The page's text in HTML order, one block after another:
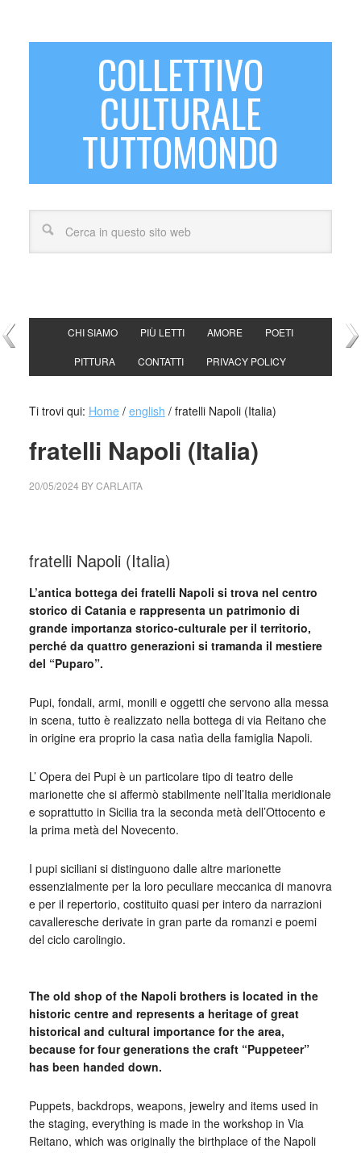
COLLETTIVO
CULTURALE
TUTTOMONDO
CHI SIAMO PIÙ LETTI AMORE POETI
PITTURA CONTATTI PRIVACY POLICY
Ti trovi qui: Home / english /fratelli Napoli (Italia)
fratelli Napoli (Italia)
20/05/2024 BYCARLAITA
fratelli Napoli (Italia)
L’antica bottega dei fratelli Napoli si trova nel centro
storico di Catania e rappresenta un patrimonio di
grande importanza storico-culturale per il territorio,
perché da quattro generazioni si tramanda il mestiere
del “Puparo”.
Pupi, fondali, armi, monili e oggetti che servono alla messa
in scena, tutto è realizzato nella bottega di via Reitano che
in origine era proprio la casa natìa della famiglia Napoli.
L’ Opera dei Pupi è un particolare tipo di teatro delle
marionette che si affermò stabilmente nell’Italia meridionale
e soprattutto in Sicilia tra la seconda metà dell’Ottocento e
la prima metà del Novecento.
I pupi siciliani si distinguono dalle altre marionette
essenzialmente per la loro peculiare meccanica di manovra
e per il repertorio, costituito quasi per intero da narrazioni
cavalleresche derivate in gran parte da romanzi e poemi
del ciclo carolingio.
The old shop of the Napoli brothers is located in the
historic centre and represents a heritage of great
historical and cultural importance for the area,
because for four generations the craft “Puppeteer”
has been handed down.
Puppets, backdrops, weapons, jewelry and items used in
the staging, everything is made in the workshop in Via
Reitano, which was originally the birthplace of the Napoli